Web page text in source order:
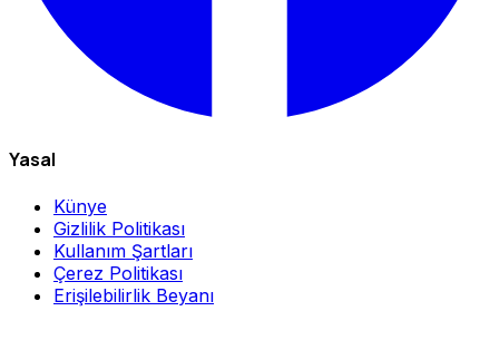
Yasal
Künye
Gizlilik Politikası
Kullanım Şartları
Çerez Politikası
Erişilebilirlik Beyanı